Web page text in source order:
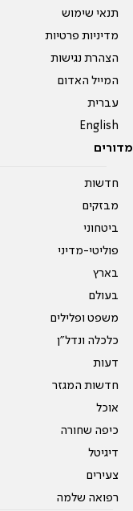
תנאי שימוש
מדיניות פרטיות
הצהרת נגישות
המייל האדום
עברית
English
מדורים
חדשות
מבזקים
ביטחוני
פוליטי-מדיני
בארץ
בעולם
משפט ופלילים
כלכלה ונדל"ן
דעות
חדשות המגזר
אוכל
כיפה שחורה
דיגיטל
צעירים
רפואה שלמה